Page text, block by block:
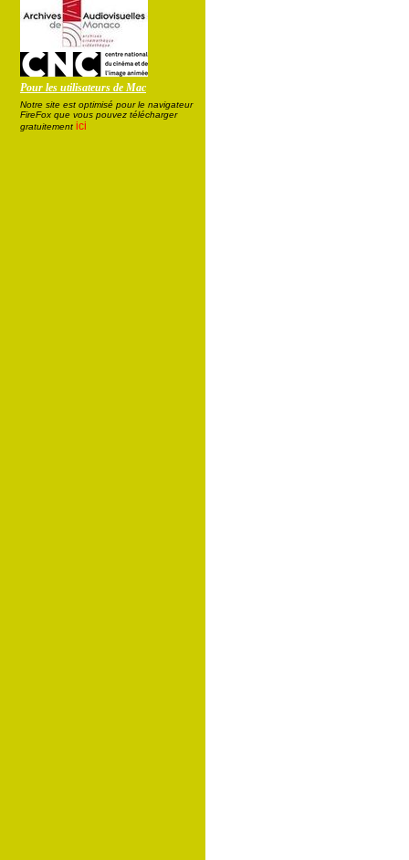
Pour les utilisateurs de Mac
Notre site est optimisé pour le navigateur
FireFox que vous pouvez télécharger
gratuitement ici